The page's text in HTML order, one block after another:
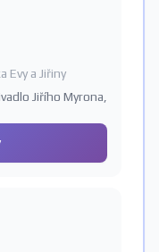
Evy a Jiřiny
Jiřího Myrona,